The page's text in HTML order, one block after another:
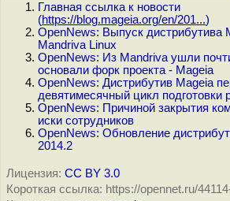
Главная ссылка к новости
(https://blog.mageia.org/en/201...)
OpenNews: Выпуск дистрибутива
Mandriva Linux
OpenNews: Из Mandriva ушли
основали форк проекта - Mageia
OpenNews: Дистрибутив Mageia
девятимесячный цикл подготовки
OpenNews: Причиной закрытия
иски сотрудников
OpenNews: Обновление
2014.2
Лицензия: CC BY 3.0
Короткая ссылка: https://opennet.ru/